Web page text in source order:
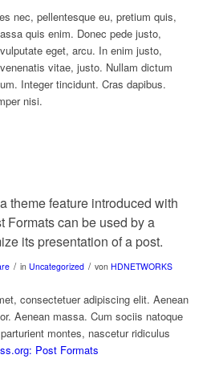
nec, pellentesque eu, pretium quis,
quis enim. Donec pede justo,
eget, arcu. In enim justo,
vitae, justo. Nullam dictum
Integer tincidunt. Cras dapibus.
nisi.
theme feature introduced with
Formats can be used by a
its presentation of a post.
/ in Uncategorized / von HDNETWORKS
consectetuer adipiscing elit. Aenean
Aenean massa. Cum sociis natoque
montes, nascetur ridiculus
Post Formats